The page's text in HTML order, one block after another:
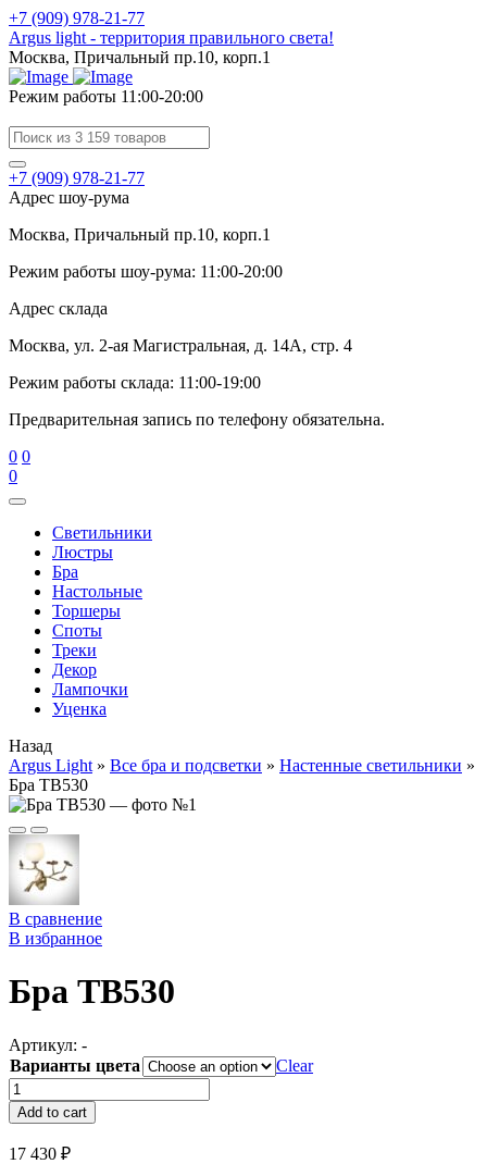
+7 (909) 978-21-77
Argus light - территория правильного света!
Москва, Причальный пр.10, корп.1
Режим работы 11:00-20:00
+7 (909) 978-21-77
Адрес шоу-рума
Москва, Причальный пр.10, корп.1
Режим работы шоу-рума: 11:00-20:00
Адрес склада
Москва, ул. 2-ая Магистральная, д. 14А, стр. 4
Режим работы склада: 11:00-19:00
Предварительная запись по телефону обязательна.
0 0
0
Cветильники
Люстры
Бра
Настольные
Торшеры
Споты
Треки
Декор
Лампочки
Уценка
Назад
Argus Light » Все бра и подсветки » Настенные светильники »
Бра TB530
В сравнение
В избранное
Бра TB530
Артикул: -
Варианты цвета
Clear
Бра
TB530
quantity
Add to cart
17 430 ₽